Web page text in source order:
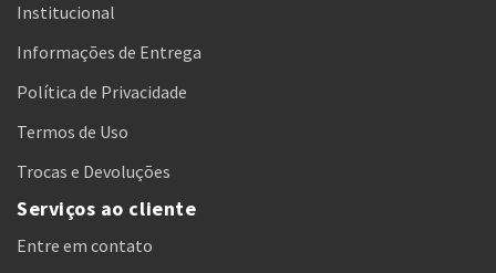
Institucional
Informações de Entrega
Política de Privacidade
Termos de Uso
Trocas e Devoluções
Serviços ao cliente
Entre em contato